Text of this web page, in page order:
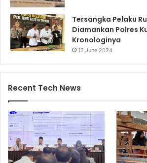
Tersangka Pelaku
Diamankan Polres
Kronologinya
12 June 2024
Recent Tech News